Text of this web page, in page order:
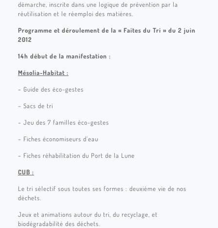
démarche, inscrite dans une logique de prévention par la
réutilisation et le réemploi des matières.
Programme et déroulement de la « Faites du Tri » du 2 juin
2012
14h début de la manifestation :
Mésolia-Habitat :
– Guide des éco-gestes
– Sacs de tri
– Jeu des 7 familles éco-gestes
– Fiches économiseurs d’eau
– Fiches réhabilitation du Port de la Lune
CUB :
Le tri sélectif sous toutes ses formes : deuxième vie de nos
déchets.
Jeux et animations autour du tri, du recyclage, et
biodégradabilité des déchets.